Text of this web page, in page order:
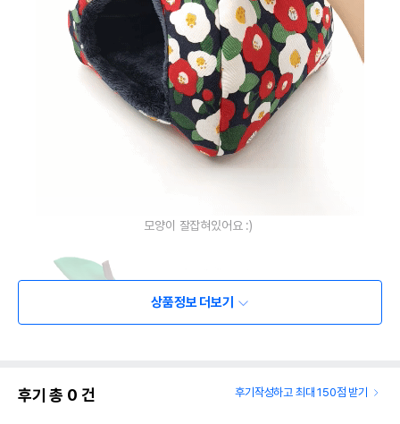
모양이 잘잡혀있어요 :)
상품정보 더보기
후기 총 0 건 후기작성하고 최대 150점 받기